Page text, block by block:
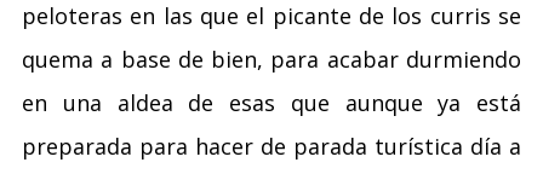
peloteras en las que el picante de los curris se
quema a base de bien, para acabar durmiendo
en una aldea de esas que aunque ya está
preparada para hacer de parada turística día a